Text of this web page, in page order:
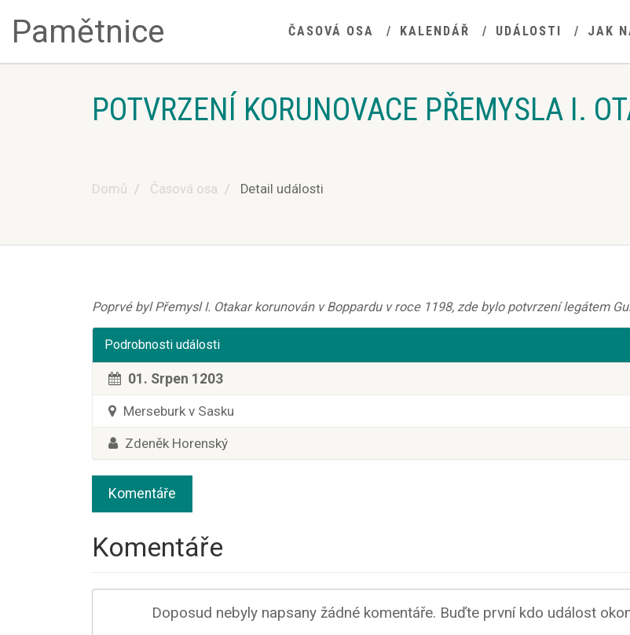
Pamětnice ČASOVÁ OSA KALENDÁŘ UDÁLOSTI JAK
POTVRZENÍ KORUNOVACE PŘEMYSLA I.
Domů Časová osa Detail události
Poprvé byl Přemysl I. Otakar korunován v Boppardu v roce 1198, zde bylo potvrzení legátem
Podrobnosti události
01. Srpen 1203
Merseburk v Sasku
Zdeněk Horenský
Komentáře
Komentáře
Doposud nebyly napsany žádné komentáře. Buďte první kdo událost